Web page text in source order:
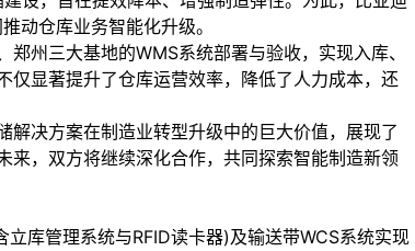
动仓库业务智能化升级。
州三大基地的WMS系统部署与验收，实现入库、
仅显著提升了仓库运营效率，降低了人力成本，还
解决方案在制造业转型升级中的巨大价值，展现了
来，双方将继续深化合作，共同探索智能制造新领
库管理系统与RFID读卡器)及输送带WCS系统实现